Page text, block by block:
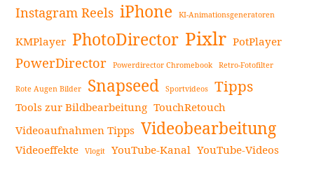
Instagram Reels iPhone KI-Animationsgeneratoren
KMPlayer PhotoDirector Pixlr PotPlayer
PowerDirector Powerdirector Chromebook Retro-Fotofilter
Rote Augen Bilder Snapseed Sportvideos Tipps
Tools zur Bildbearbeitung TouchRetouch
Videoaufnahmen Tipps Videobearbeitung
Videoeffekte Vlogit YouTube-Kanal YouTube-Videos